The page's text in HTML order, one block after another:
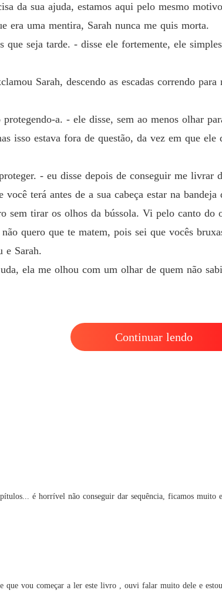
da sua ajuda, estamos aqui pelo mesmo
era uma mentira, Sarah nunca me quis morta.
seja tarde. - disse ele fortemente, ele
Sarah, descendo as escadas correndo
a. - ele disse, sem ao menos olhar
isso estava fora de questão, da vez em que
- eu disse depois de conseguir me livrar
você terá antes de a sua cabeça estar na
sem tirar os olhos da bússola. Vi pelo canto
quero que te matem, pois sei que vocês
e Sarah.
ela me olhou com um olhar de quem não
Continuar lendo
é horrível não conseguir dar sequência, ficamos
que vou começar a ler este livro , ouvi falar muito dele e